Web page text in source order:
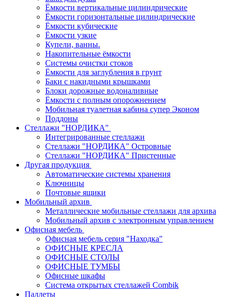
Ёмкости вертикальные цилиндрические
Ёмкости горизонтальные цилиндрические
Ёмкости кубические
Ёмкости узкие
Купели, ванны.
Накопительные ёмкости
Системы очистки стоков
Ёмкости для заглубления в грунт
Баки с накидными крышками
Блоки дорожные водоналивные
Ёмкости с полным опорожнением
Мобильная туалетная кабина супер Эконом
Поддоны
Стеллажи "НОРДИКА"
Интегрированные стеллажи
Стеллажи "НОРДИКА" Островные
Стеллажи "НОРДИКА" Пристенные
Другая продукция
Автоматические системы хранения
Ключницы
Почтовые ящики
Мобильный архив
Металлические мобильные стеллажи для архива
Мобильный архив с электронным управлением
Офисная мебель
Офисная мебель серия "Находка"
ОФИСНЫЕ КРЕСЛА
ОФИСНЫЕ СТОЛЫ
ОФИСНЫЕ ТУМБЫ
Офисные шкафы
Система открытых стеллажей Combik
Паллеты